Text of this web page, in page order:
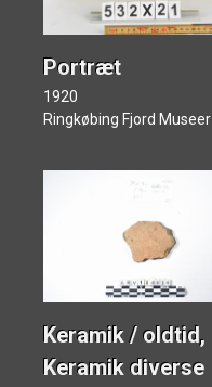
Portræt
1920
Ringkøbing Fjord Museer
Keramik / oldtid,
Keramik diverse